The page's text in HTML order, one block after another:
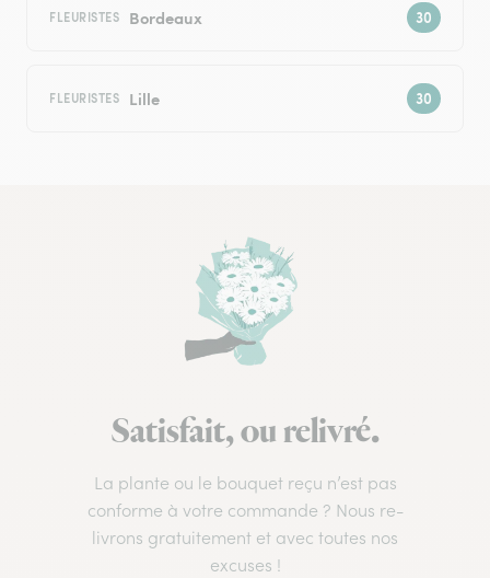
FLEURISTES Bordeaux
FLEURISTES Lille
Satisfait, ou relivré.
La plante ou le bouquet reçu n’est pas
conforme à votre commande ? Nous re-
livrons gratuitement et avec toutes nos
excuses !